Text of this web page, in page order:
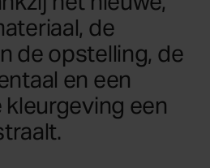
de
de opstelling, de
en een
een